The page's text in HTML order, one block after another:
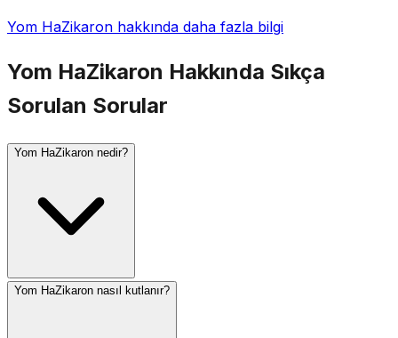
Yom HaZikaron hakkında daha fazla bilgi
Yom HaZikaron Hakkında Sıkça
Sorulan Sorular
Yom HaZikaron nedir?
Yom HaZikaron nasıl kutlanır?